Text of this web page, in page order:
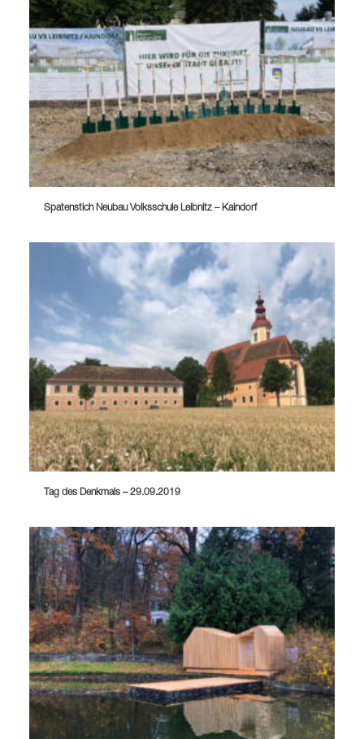
Spatenstich Neubau Volksschule Leibnitz – Kaindorf
Tag des Denkmals – 29.09.2019